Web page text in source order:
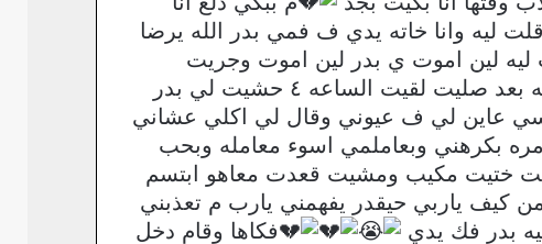
ليه وانا خاته يدي ف فمي بدر الله يرضا
لين اموت ي بدر لين اموت وجريت
الحمام قفلتو وبكيت شديد قلبي كان بوجعني تاني استغفزت واستحميت وطلعت هديت حبه بعد صليت لقيت الساعه ٤ حشيت لي بدر
عاين لي ف عيوني وقال لي اكلي عشاني
بكرهني وبعاملمي اسوء معامله وبحب
ختيت مكيب ومشيت قعدت معاهو ابتسم
كيف ياربي حيقدر يفهمني يارب م تعذبني
بدر فك يدي
فكاها وقام دخل